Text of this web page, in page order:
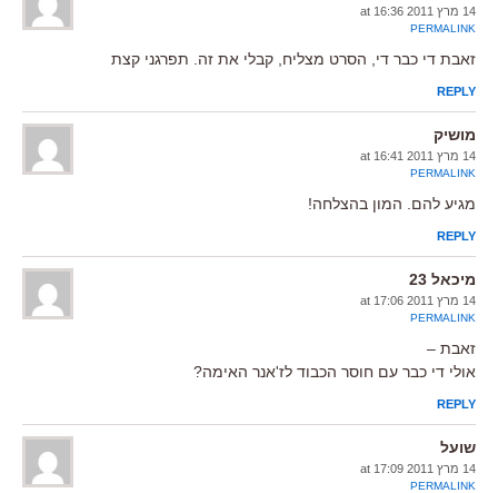
14 מרץ 2011 at 16:36
PERMALINK
זאבת די כבר די, הסרט מצליח, קבלי את זה. תפרגני קצת
REPLY
מושיק
14 מרץ 2011 at 16:41
PERMALINK
מגיע להם. המון בהצלחה!
REPLY
מיכאל 23
14 מרץ 2011 at 17:06
PERMALINK
זאבת –
אולי די כבר עם חוסר הכבוד לז'אנר האימה?
REPLY
שועל
14 מרץ 2011 at 17:09
PERMALINK